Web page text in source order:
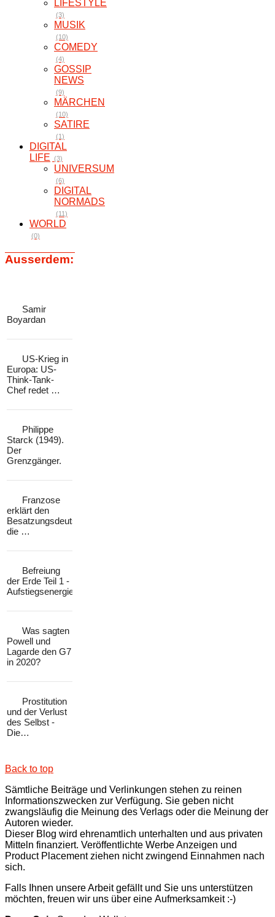
LIFESTYLE
(3)
MUSIK
(10)
COMEDY
(4)
GOSSIP
NEWS
(9)
MÄRCHEN
(10)
SATIRE
(1)
DIGITAL
LIFE (3)
UNIVERSUM
(6)
DIGITAL
NORMADS
(11)
WORLD
(0)
Ausserdem:
Samir
Boyardan
US-Krieg in
Europa: US-
Think-Tank-
Chef redet …
Philippe
Starck (1949).
Der
Grenzgänger.
Franzose
erklärt den
Besatzungsdeutschen
die …
Befreiung
der Erde Teil 1 -
Aufstiegsenergien…
Was sagten
Powell und
Lagarde den G7
in 2020?
Prostitution
und der Verlust
des Selbst -
Die…
Back to top
Sämtliche Beiträge und Verlinkungen stehen zu reinen
Informationszwecken zur Verfügung. Sie geben nicht
zwangsläufig die Meinung des Verlags oder die Meinung der
Autoren wieder.
Dieser Blog wird ehrenamtlich unterhalten und aus privaten
Mitteln finanziert. Veröffentlichte Werbe Anzeigen und
Product Placement ziehen nicht zwingend Einnahmen nach
sich.
Falls Ihnen unsere Arbeit gefällt und Sie uns unterstützen
möchten, freuen wir uns über eine Aufmerksamkeit :-)